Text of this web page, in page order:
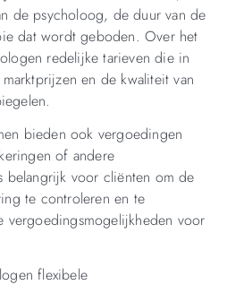
de psycholoog, de duur van de
dat wordt geboden. Over het
redelijke tarieven die in
en de kwaliteit van
bieden ook vergoedingen
of andere
belangrijk voor cliënten om de
te controleren en te
vergoedingsmogelijkheden voor
flexibele